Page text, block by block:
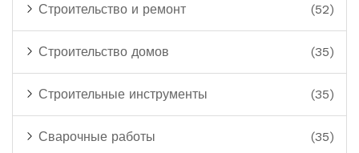
Строительство и ремонт (52)
Строительство домов (35)
Строительные инструменты (35)
Сварочные работы (35)